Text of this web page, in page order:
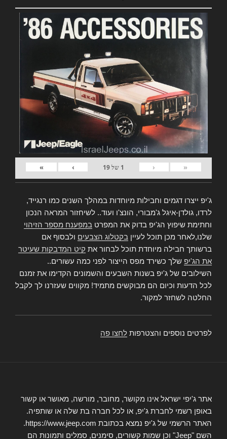
«
‹
1 של19
›
»
ג'יפ ייצרו דגמים וחבילות מיוחדות במהלך השנים כמו רנגייד,
לרדו, גולדן-איגל ג'מבורי, הונצ'ו ועוד.. לשיחזור המראה הנכון
וחתימת שיפוץ הג'יפ בדוק את המפרט במפענח מספר הזיהוי
שלנו,לאחר מכן תוכל לעיין בקטלוג הצבעים ולבסוף אם
ברשותך חבילה מיוחדת תוכל לבחור את קיט המדבקות שעיטר
את הג'יפ שלך כשירד מפס הייצור לפני כמה עשורים..
השילובים של ג'יפ בשנות השבעים והשמונים הקדימו את זמנם
לכל הדעות וכיום הם מבוקשים מתמיד! מקווים שעזרנו לך לקבל
החלטה לשחזר למקור.
לפרטים נוספים והצטרפות לחצו פה
אתר ג'יפי ישראל אינו מקושר, מחובר, מורשה, מאושר או קשור
באופן רשמי לחברת ג'יפ, או לכל חברה בת שלה או שותפיה.
האתר הרשמי של ג'יפ נמצא בכתובת https://www.jeep.com.
השם "Jeep" וכן שמות קשורים, סימנים, סמלים ותמונות הם